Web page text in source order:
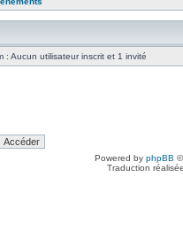
: Aucun utilisateur inscrit et 1 invité
Powered by phpBB
Traduction